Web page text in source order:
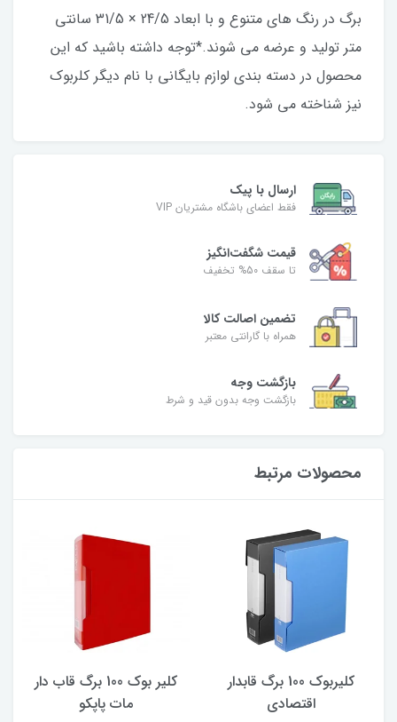
برگ در رنگ های متنوع و با ابعاد 24/5 × 31/5 سانتی
متر تولید و عرضه می شوند.*توجه داشته باشید که این
محصول در دسته بندی لوازم بایگانی با نام دیگر کلربوک
نیز شناخته می شود.
ارسال با پیک
فقط اعضای باشگاه مشتریان VIP
قیمت شگفت‌انگیز
تا سقف 50% تخفیف
تضمین اصالت کالا
همراه با گارانتی معتبر
بازگشت وجه
بازگشت وجه بدون قید و شرط
محصولات مرتبط
کلیر بوک 100 برگ قاب دار
مات پاپکو
کلیربوک 50 برگ قفل فلزی
پاپکو